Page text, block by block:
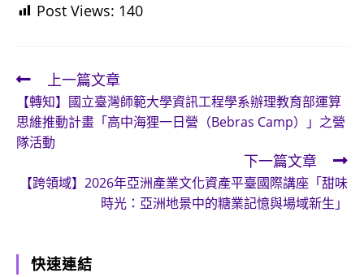
Post Views: 140
Read
more
articles
上一篇文章
【轉知】國立臺灣師範大學資訊工程學系辦理教育部運算
思維推動計畫「高中海狸一日營（Bebras Camp）」之營
隊活動
下一篇文章
【跨領域】2026年亞洲產業文化資產平臺國際講座「甜味
時光：亞洲地景中的糖業記憶與場域新生」
快速連結